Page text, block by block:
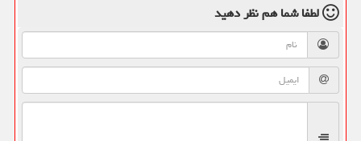
لطفا شما همنظر دهید